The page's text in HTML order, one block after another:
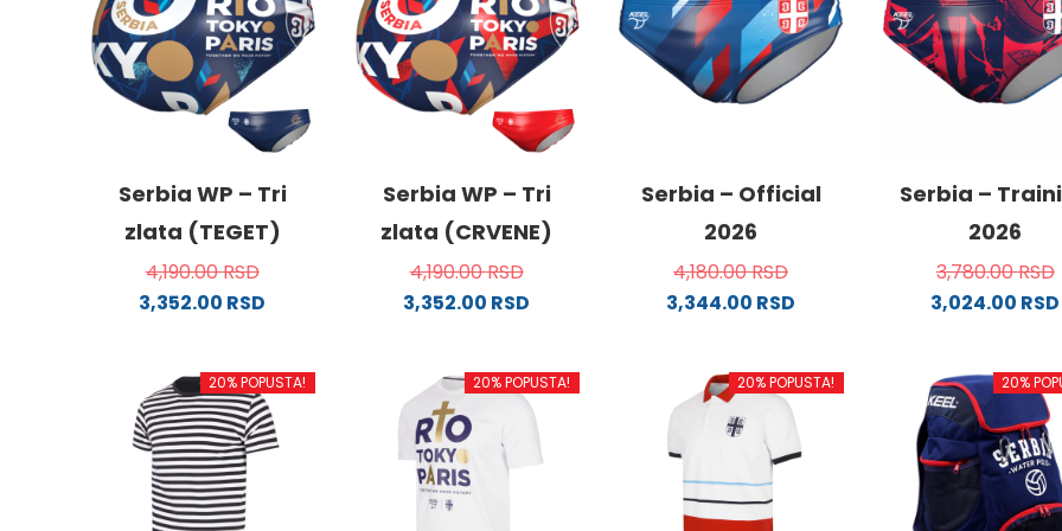
Serbia WP – Tri
zlata (TEGET)
4,190.00RSD
3,352.00 RSD
ima
više
varijanti.
Opcije
mogu
Serbia WP – Tri
zlata (CRVENE)
4,190.00RSD
3,352.00 RSD
ima
više
varijanti.
Opcije
mogu
Serbia – Official
2026
4,180.00RSD
3,344.00 RSD
ima
više
varijanti.
Opcije
mogu
Serbia –
2026
3,780.00RSD
3,024.00 RSD
ima
više
varijanti.
Opcije
mogu
20% POPUSTA! 20% POPUSTA! 20% POPUSTA! 20%